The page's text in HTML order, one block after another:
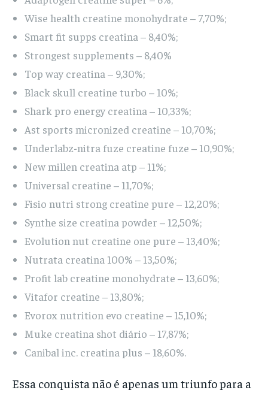
Wise health creatine monohydrate – 7,70%;
Smart fit supps creatina – 8,40%;
Strongest supplements – 8,40%
Top way creatina – 9,30%;
Black skull creatine turbo – 10%;
Shark pro energy creatina – 10,33%;
Ast sports micronized creatine – 10,70%;
Underlabz-nitra fuze creatine fuze – 10,90%;
New millen creatina atp – 11%;
Universal creatine – 11,70%;
Fisio nutri strong creatine pure – 12,20%;
Synthe size creatina powder – 12,50%;
Evolution nut creatine one pure – 13,40%;
Nutrata creatina 100% – 13,50%;
Profit lab creatine monohydrate – 13,60%;
Vitafor creatine – 13,80%;
Evorox nutrition evo creatine – 15,10%;
Muke creatina shot diário – 17,87%;
Canibal inc. creatina plus – 18,60%.
Essa conquista não é apenas um triunfo para a